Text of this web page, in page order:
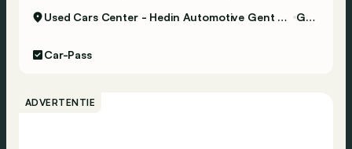
Used Cars Center - Hedin Automotive Gent Certified Gent
Car-Pass
ADVERTENTIE